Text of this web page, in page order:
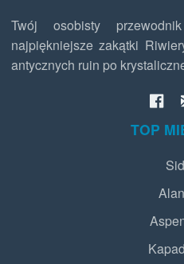
Twój osobisty
najpiękniejsze zakątki
antycznych ruin po
TOP